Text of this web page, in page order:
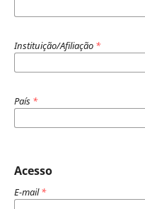
Instituição/Afiliação *
País *
Acesso
E-mail*